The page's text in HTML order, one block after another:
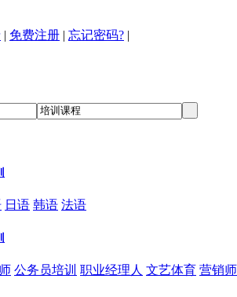
| 免费注册 | 忘记密码? |
日语 韩语 法语
公务员培训 职业经理人 文艺体育 营销